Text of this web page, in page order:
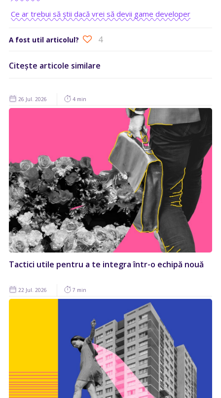
Ce ar trebui să știi dacă vrei să devii game developer
A fost util articolul? 4
Citește articole similare
26 Jul. 2026 4 min
Tactici utile pentru a te integra într-o echipă nouă
22 Jul. 2026 7 min